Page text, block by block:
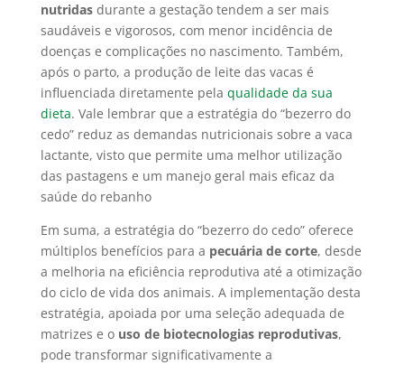
nutridasdurante a gestação tendem a ser mais
saudáveis e vigorosos, com menor incidência de
doenças e complicações no nascimento. Também,
após o parto, a produção de leite das vacas é
influenciada diretamente pela qualidade da sua
dieta. Vale lembrar que a estratégia do “bezerro do
cedo” reduz as demandas nutricionais sobre a vaca
lactante, visto que permite uma melhor utilização
das pastagens e um manejo geral mais eficaz da
saúde do rebanho
Em suma, a estratégia do “bezerro do cedo” oferece
múltiplos benefícios para a pecuária de corte, desde
a melhoria na eficiência reprodutiva até a otimização
do ciclo de vida dos animais. A implementação desta
estratégia, apoiada por uma seleção adequada de
matrizes e ouso de biotecnologias reprodutivas,
pode transformar significativamente a